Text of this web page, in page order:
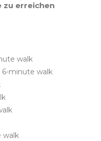
zu erreichen
walk
6-minute walk
walk